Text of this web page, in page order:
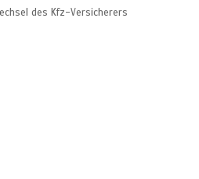
des Kfz-Versicherers